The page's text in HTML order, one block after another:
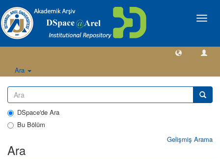
Geçiş
Ara
DSpace'de Ara
Bu Bölüm
Gelişmiş Arama
Ara